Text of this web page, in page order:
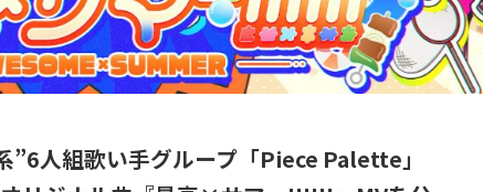
”6人組歌い手グループ「Piece Palette」